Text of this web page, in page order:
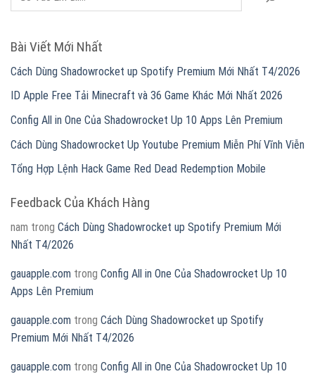
Bài Viết Mới Nhất
Cách Dùng Shadowrocket up Spotify Premium Mới Nhất T4/2026
ID Apple Free Tải Minecraft và 36 Game Khác Mới Nhất 2026
Config All in One Của Shadowrocket Up 10 Apps Lên Premium
Cách Dùng Shadowrocket Up Youtube Premium Miễn Phí Vĩnh Viễn
Tổng Hợp Lệnh Hack Game Red Dead Redemption Mobile
Feedback Của Khách Hàng
nam trong Cách Dùng Shadowrocket up Spotify Premium Mới
Nhất T4/2026
gauapple.com trong Config All in One Của Shadowrocket Up 10
Apps Lên Premium
gauapple.com trong Cách Dùng Shadowrocket up Spotify
Premium Mới Nhất T4/2026
gauapple.com trong Config All in One Của Shadowrocket Up 10